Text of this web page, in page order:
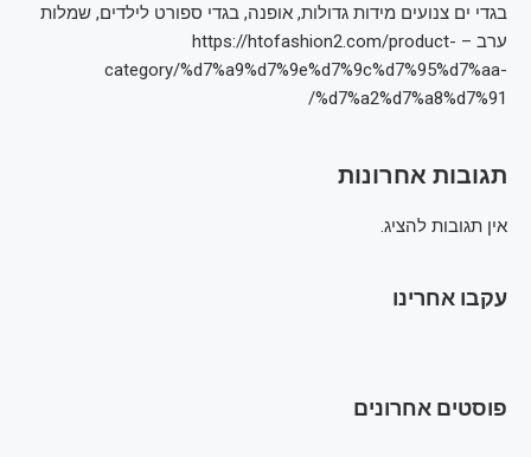
בגדי ים צנועים מידות גדולות, אופנה, בגדי ספורט לילדים, שמלות
ערב – https://htofashion2.com/product-
category/%d7%a9%d7%9e%d7%9c%d7%95%d7%aa-
%d7%a2%d7%a8%d7%91/
תגובות אחרונות
אין תגובות להציג.
עקבו אחרינו
פוסטים אחרונים